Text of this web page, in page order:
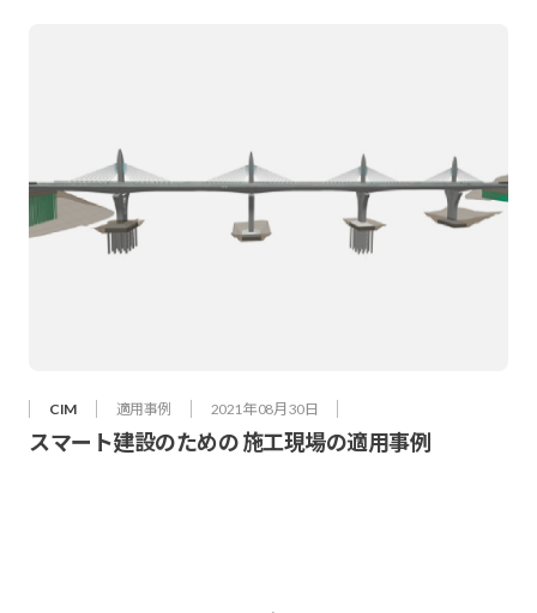
CIM 適用事例 2021年 08月 30日
スマート建設のための 施工現場の適用事例